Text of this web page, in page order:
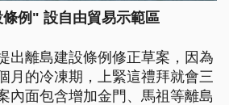
例" 設自由貿易示範區
出離島建設條例修正草案，因為
月的冷凍期，上緊這禮拜就會三
內面包含增加金門、馬祖等離島